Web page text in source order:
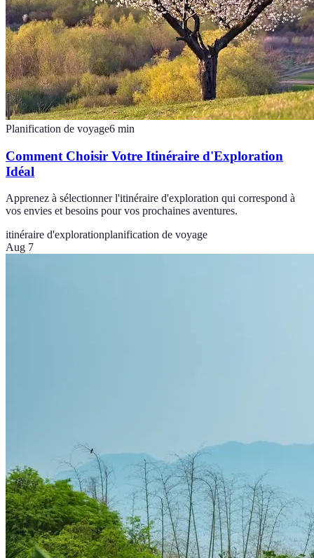
Planification de voyage6 min
Comment Choisir Votre Itinéraire d'Exploration
Idéal
Apprenez à sélectionner l'itinéraire d'exploration qui correspond à
vos envies et besoins pour vos prochaines aventures.
itinéraire d'explorationplanification de voyage
Aug 7